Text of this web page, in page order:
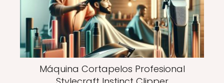
Máquina Cortapelos Profesional